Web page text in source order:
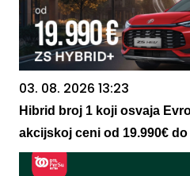
03. 08. 2026 13:23
Hibrid broj 1 koji osvaja
akcijskoj ceni od 19.990€ do